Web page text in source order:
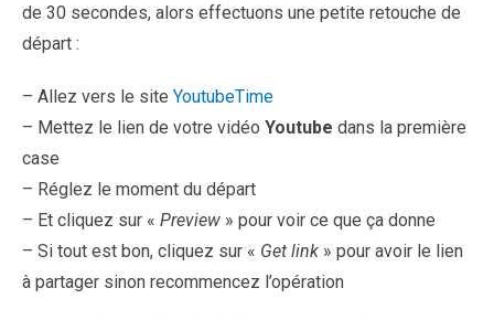
de 30 secondes, alors effectuons une petite retouche de
départ :
– Allez vers le site YoutubeTime
– Mettez le lien de votre vidéo Youtube dans la première
case
– Réglez le moment du départ
– Et cliquez sur « Preview » pour voir ce que ça donne
– Si tout est bon, cliquez sur « Get link » pour avoir le lien
à partager sinon recommencez l’opération